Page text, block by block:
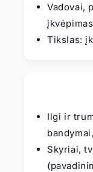
Vadovai,
Tikslas:
Ilgi ir
Skyriai,